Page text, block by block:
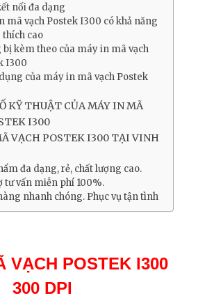
nối đa dạng
mã vạch Postek I300 có khả năng
cao
kèm theo của máy in mã vạch
I300
của máy in mã vạch Postek
KỸ THUẬT CỦA MÁY IN MÃ
I300
VẠCH POSTEK I300 TẠI VINH
đa dạng, rẻ, chất lượng cao.
tư vấn miễn phí 100%.
nhanh chóng. Phục vụ tận tình
VẠCH POSTEK I300
300 DPI